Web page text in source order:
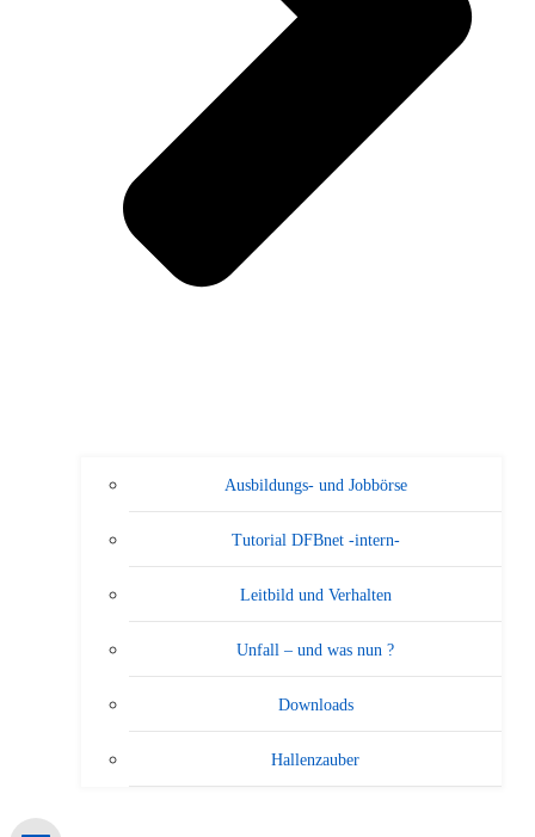
Ausbildungs- und Jobbörse
Tutorial DFBnet -intern-
Leitbild und Verhalten
Unfall – und was nun ?
Downloads
Hallenzauber